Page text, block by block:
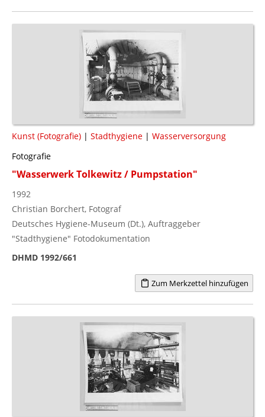
Kunst (Fotografie) | Stadthygiene | Wasserversorgung
Fotografie
"Wasserwerk Tolkewitz / Pumpstation"
1992
Christian Borchert, Fotograf
Deutsches Hygiene-Museum (Dt.), Auftraggeber
"Stadthygiene" Fotodokumentation
DHMD 1992/661
Zum Merkzettel hinzufügen